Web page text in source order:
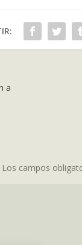
a
Los campos